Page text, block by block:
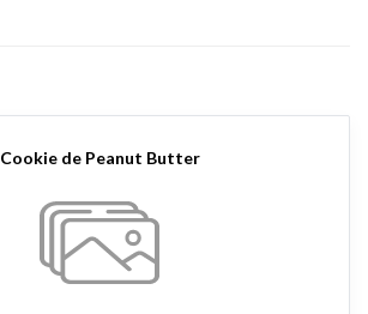
Cookie de Peanut Butter